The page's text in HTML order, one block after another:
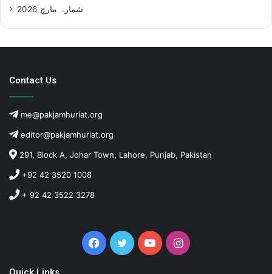
شمارہ مارچ 2026
Contact Us
me@pakjamhuriat.org
editor@pakjamhuriat.org
291, Block A, Johar Town, Lahore, Punjab, Pakistan
+92 42 3520 1008
+ 92 42 3522 3278
Facebook
TwitterYouTubeInstagram